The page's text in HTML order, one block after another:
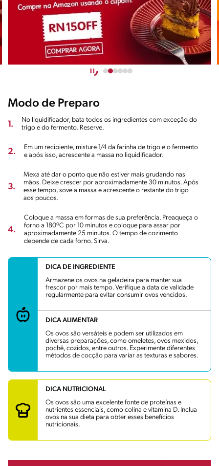
Modo de Preparo
1.
No liquidificador, bata todos os ingredientes com exceção do
trigo e do fermento. Reserve.
2.
Em um recipiente, misture 1/4 da farinha de trigo e o fermento
e após isso, acrescente a massa no liquidificador.
3.
Mexa até dar o ponto que não estiver mais grudando nas
mãos. Deixe crescer por aproximadamente 30 minutos. Após
esse tempo, sove a massa e acrescente o restante do trigo
aos poucos.
4.
Coloque a massa em formas de sua preferência. Preaqueça o
forno a 180ºC por 10 minutos e coloque para assar por
aproximadamente 25 minutos. O tempo de cozimento
depende de cada forno. Sirva.
DICA DE INGREDIENTE
Armazene os ovos na geladeira para manter sua
frescor por mais tempo. Verifique a data de validade
regularmente para evitar consumir ovos vencidos.
DICA ALIMENTAR
Os ovos são versáteis e podem ser utilizados em
diversas preparações, como omeletes, ovos mexidos,
pochê, cozidos, entre outros. Experimente diferentes
métodos de cocção para variar as texturas e sabores.
DICA NUTRICIONAL
Os ovos são uma excelente fonte de proteínas e
nutrientes essenciais, como colina e vitamina D. Inclua
ovos na sua dieta para obter esses benefícios
nutricionais.